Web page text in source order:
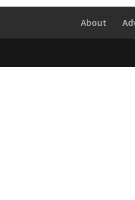
About